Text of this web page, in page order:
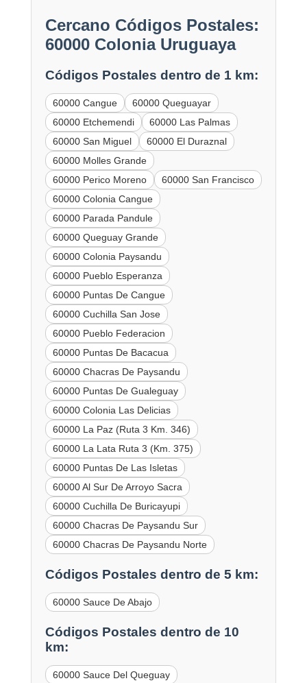
Cercano Códigos Postales:
60000 Colonia Uruguaya
Códigos Postales dentro de 1 km:
60000 Cangue
60000 Queguayar
60000 Etchemendi
60000 Las Palmas
60000 San Miguel
60000 El Duraznal
60000 Molles Grande
60000 Perico Moreno
60000 San Francisco
60000 Colonia Cangue
60000 Parada Pandule
60000 Queguay Grande
60000 Colonia Paysandu
60000 Pueblo Esperanza
60000 Puntas De Cangue
60000 Cuchilla San Jose
60000 Pueblo Federacion
60000 Puntas De Bacacua
60000 Chacras De Paysandu
60000 Puntas De Gualeguay
60000 Colonia Las Delicias
60000 La Paz (Ruta 3 Km. 346)
60000 La Lata Ruta 3 (Km. 375)
60000 Puntas De Las Isletas
60000 Al Sur De Arroyo Sacra
60000 Cuchilla De Buricayupi
60000 Chacras De Paysandu Sur
60000 Chacras De Paysandu Norte
Códigos Postales dentro de 5 km:
60000 Sauce De Abajo
Códigos Postales dentro de 10
km:
60000 Sauce Del Queguay